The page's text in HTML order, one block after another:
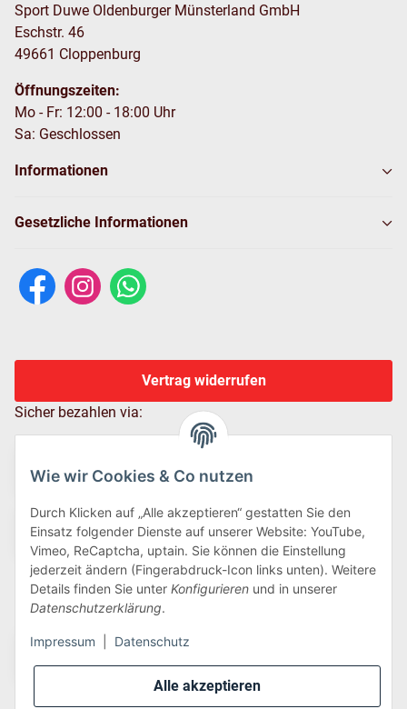
Alle akzeptieren
Wie wir Cookies & Co nutzen
Durch Klicken auf „Alle akzeptieren“ gestatten Sie den
Einsatz folgender Dienste auf unserer Website: YouTube,
Vimeo, ReCaptcha, uptain. Sie können die Einstellung
jederzeit ändern (Fingerabdruck-Icon links unten). Weitere
Details finden Sie unter Konfigurieren und in unserer
Datenschutzerklärung.
Impressum Datenschutz
Sport Duwe Oldenburger Münsterland GmbH
Eschstr. 46
49661 Cloppenburg
Öffnungszeiten:
Mo - Fr: 12:00 - 18:00 Uhr
Sa: Geschlossen
Informationen
Gesetzliche Informationen
Vertrag widerrufen
Sicher bezahlen via:
Wir versenden via: